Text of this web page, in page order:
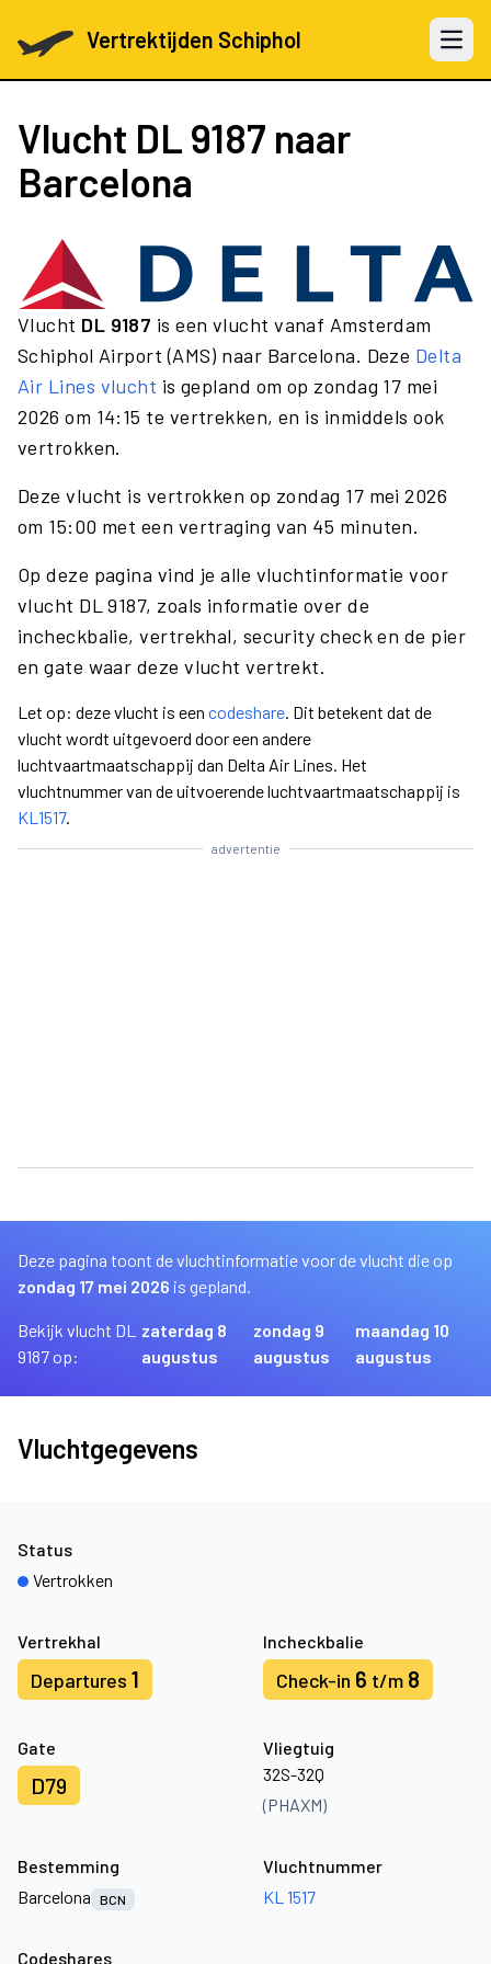
Vertrektijden Schiphol Open
Vlucht DL 9187 naar
Barcelona
Vlucht DL 9187 is een vlucht vanaf Amsterdam
Schiphol Airport (AMS) naar Barcelona. Deze Delta
Air Lines vlucht is gepland om op zondag 17 mei
2026 om 14:15 te vertrekken, en is inmiddels ook
vertrokken.
Deze vlucht is vertrokken op zondag 17 mei 2026
om 15:00 met een vertraging van 45 minuten.
Op deze pagina vind je alle vluchtinformatie voor
vlucht DL 9187, zoals informatie over de
incheckbalie, vertrekhal, security check en de pier
en gate waar deze vlucht vertrekt.
Let op: deze vlucht is een codeshare. Dit betekent dat de
vlucht wordt uitgevoerd door een andere
luchtvaartmaatschappij dan Delta Air Lines. Het
vluchtnummer van de uitvoerende luchtvaartmaatschappij is
KL1517.
advertentie
Deze pagina toont de vluchtinformatie voor de vlucht die op
zondag 17 mei 2026 is gepland.
Bekijk vlucht DL
9187 op:
zaterdag 8
augustus
zondag 9
augustus
maandag 10
augustus
Vluchtgegevens
Vertrekhal
Departures 1
Incheckbalie
Check-in 6 t/m 8
Gate
D79
Vliegtuig
32S-32Q
(PHAXM)
Status
Vertrokken
Bestemming
Barcelona
BCN
Vluchtnummer
KL 1517
Codeshares